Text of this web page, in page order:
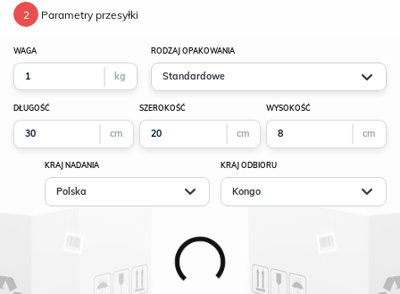
2 Parametry przesyłki
WAGA
kg
RODZAJ OPAKOWANIA
Standardowe
DŁUGOŚĆ
cm
SZEROKOŚĆ
cm
WYSOKOŚĆ
cm
KRAJ NADANIA
Polska
KRAJ ODBIORU
Kongo